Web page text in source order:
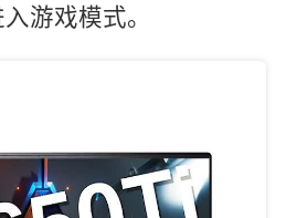
游戏模式。